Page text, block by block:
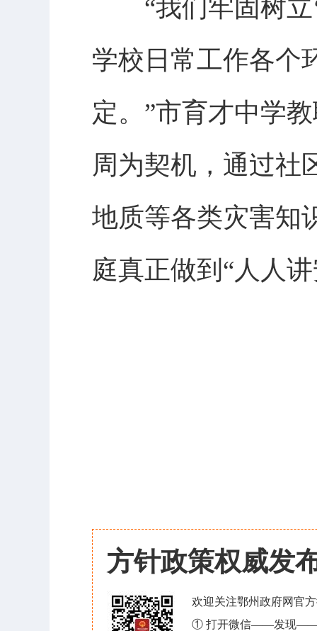
“我们牢固树立‘
学校日常工作各个
定。”市育才中学
周为契机，通过社
地质等各类灾害知
庭真正做到“人人
方针政策权威发
欢迎关注鄂州政府网官
① 打开微信——发现——